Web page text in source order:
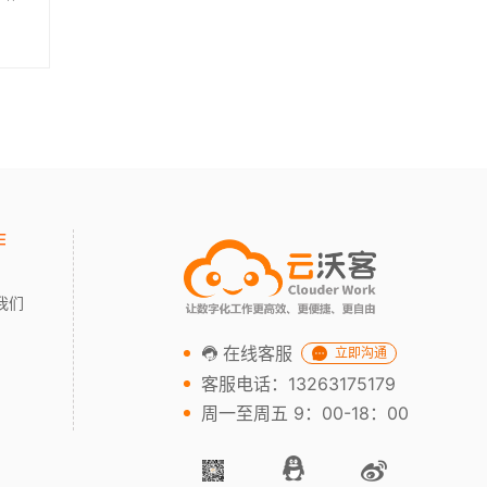
们
在线客服 立即沟通
客服电话：13263175179
周一至周五 9：00-18：00